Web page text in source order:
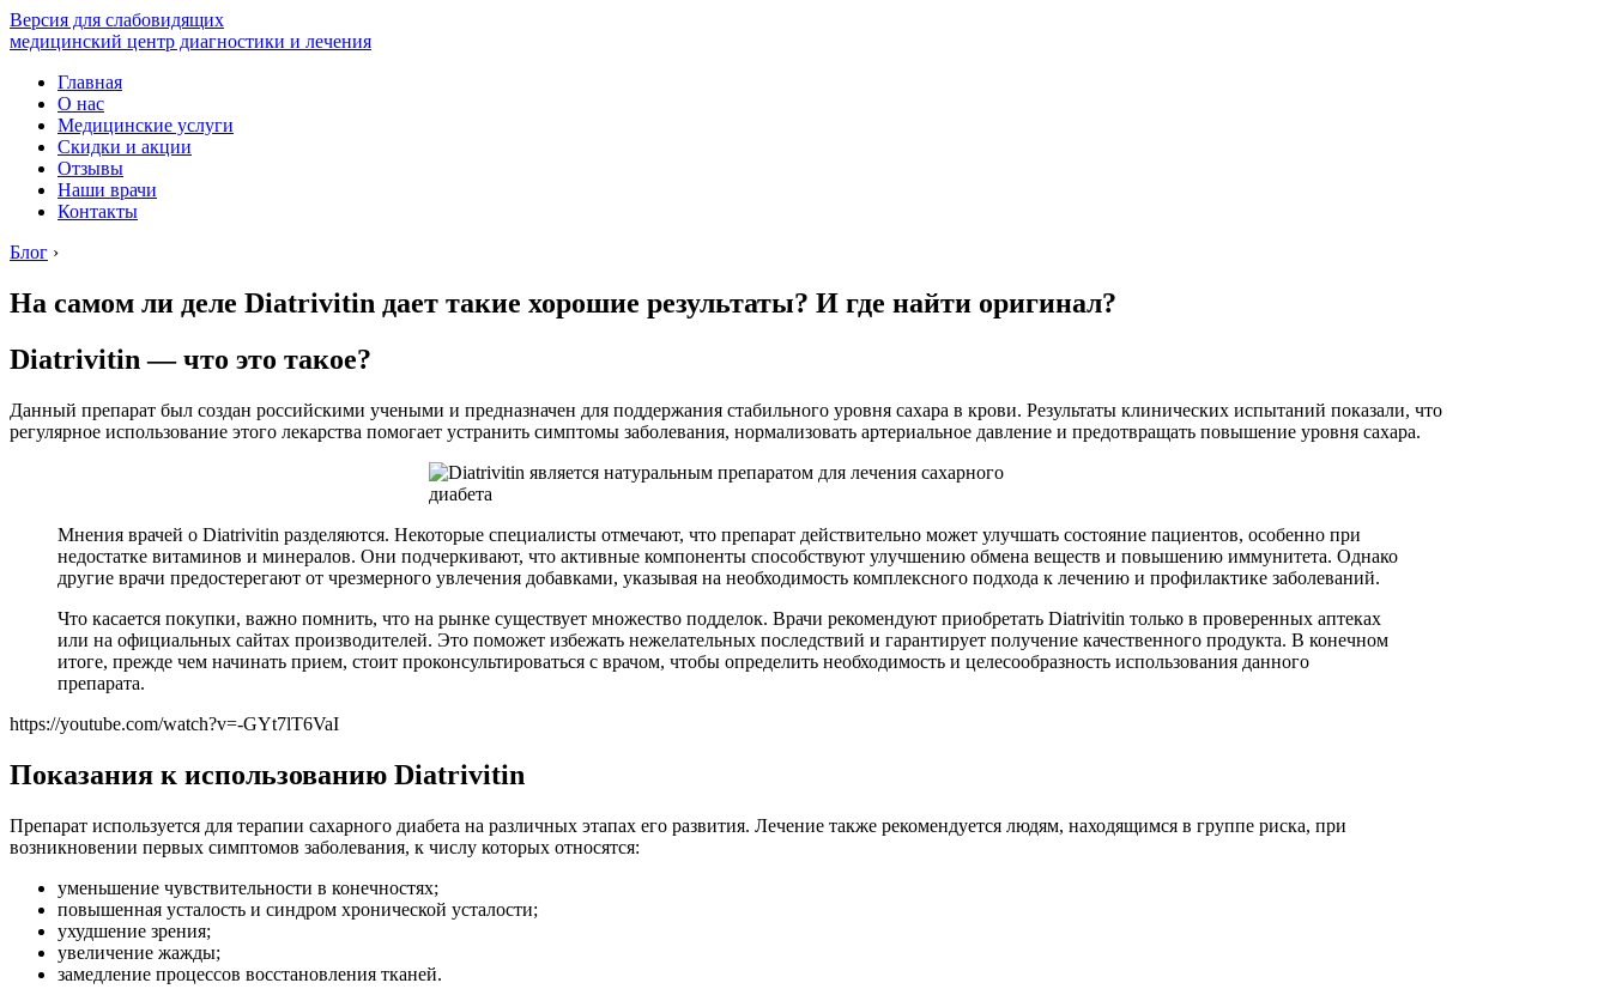
Версия для слабовидящих
медицинский центр диагностики и лечения
Главная
О нас
Медицинские услуги
Скидки и акции
Отзывы
Наши врачи
Контакты
Блог ›
На самом ли деле Diatrivitin дает такие хорошие результаты? И где найти оригинал?
Diatrivitin — что это такое?
Данный препарат был создан российскими учеными и предназначен для поддержания стабильного уровня сахара в крови. Результаты клинических испытаний показали, что
регулярное использование этого лекарства помогает устранить симптомы заболевания, нормализовать артериальное давление и предотвращать повышение уровня сахара.
Мнения врачей о Diatrivitin разделяются. Некоторые специалисты отмечают, что препарат действительно может улучшать состояние пациентов, особенно при
недостатке витаминов и минералов. Они подчеркивают, что активные компоненты способствуют улучшению обмена веществ и повышению иммунитета. Однако
другие врачи предостерегают от чрезмерного увлечения добавками, указывая на необходимость комплексного подхода к лечению и профилактике заболеваний.
Что касается покупки, важно помнить, что на рынке существует множество подделок. Врачи рекомендуют приобретать Diatrivitin только в проверенных аптеках
или на официальных сайтах производителей. Это поможет избежать нежелательных последствий и гарантирует получение качественного продукта. В конечном
итоге, прежде чем начинать прием, стоит проконсультироваться с врачом, чтобы определить необходимость и целесообразность использования данного
препарата.
https://youtube.com/watch?v=-GYt7lT6VaI
Показания к использованию Diatrivitin
Препарат используется для терапии сахарного диабета на различных этапах его развития. Лечение также рекомендуется людям, находящимся в группе риска, при
возникновении первых симптомов заболевания, к числу которых относятся:
уменьшение чувствительности в конечностях;
повышенная усталость и синдром хронической усталости;
ухудшение зрения;
увеличение жажды;
замедление процессов восстановления тканей.